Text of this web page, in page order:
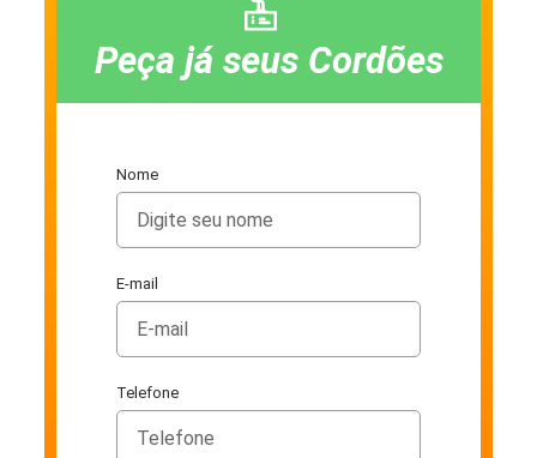
Peça já seus Cordões
Nome
E-mail
Telefone